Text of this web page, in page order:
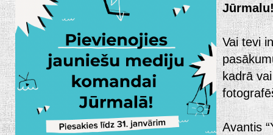
Vai tevi
kadrā
Avantis